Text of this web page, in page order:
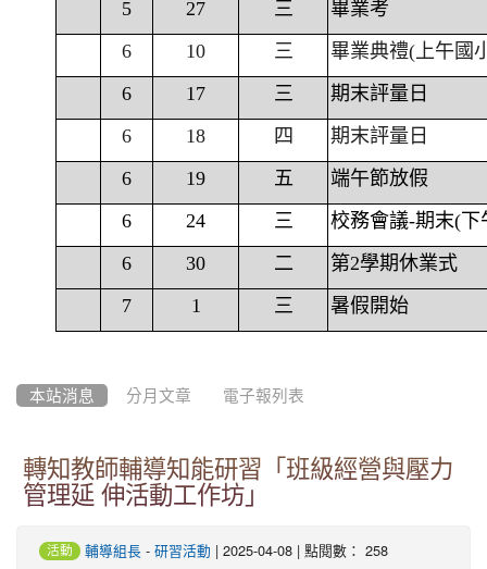
5
27 三
畢業考
6
10 三
畢業典禮(上午國
6
17 三
期末評量日
6
18 四
期末評量日
6
19 五
端午節放假
6
24 三
校務會議-期末(下
6
30 二
第2學期休業式
7
1 三 暑假開始
本站消息 分月文章 電子報列表
轉知教師輔導知能研習「班級經營與壓力
管理延 伸活動工作坊」
活動 輔導組長 - 研習活動 | 2025-04-08 | 點閱數： 258